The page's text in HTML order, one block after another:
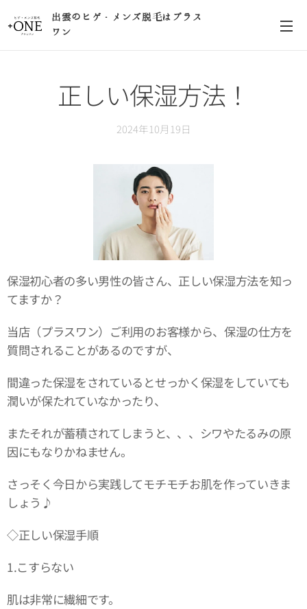
出雲のヒゲ・メンズ脱毛はプラス
ワン
正しい保湿方法！
2024年10月19日
保湿初心者の多い男性の皆さん、正しい保湿方法を知っ
てますか？
当店（プラスワン）ご利用のお客様から、保湿の仕方を
質問されることがあるのですが、
間違った保湿をされているとせっかく保湿をしていても
潤いが保たれていなかったり、
またそれが蓄積されてしまうと、、、シワやたるみの原
因にもなりかねません。
さっそく今日から実践してモチモチお肌を作っていきま
しょう♪
◇正しい保湿手順
1.こすらない
肌は非常に繊細です。